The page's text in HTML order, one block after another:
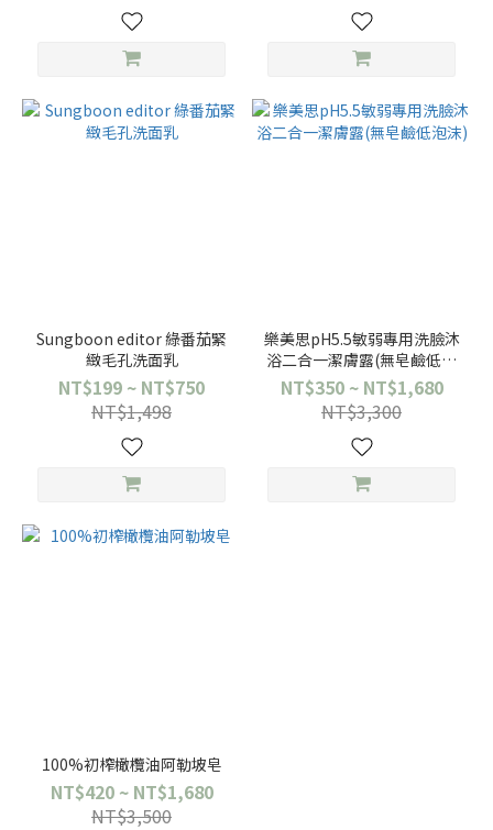
Sungboon editor 綠番茄緊
緻毛孔洗面乳
NT$199 ~ NT$750
NT$1,498
樂美思pH5.5敏弱專用洗臉沐
浴二合一潔膚露(無皂鹼低泡
沫)
NT$350 ~ NT$1,680
NT$3,300
100%初榨橄欖油阿勒坡皂
NT$420 ~ NT$1,680
NT$3,500